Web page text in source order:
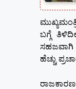
ಬಗ್ಗೆ
ಸಹಜವಾಗಿ
ಹೆಚ್ಚು
ರಾಜಕಾರಣ